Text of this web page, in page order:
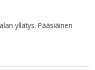
yllätys. Pääsiäinen